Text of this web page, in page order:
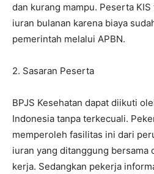
dan kurang mampu. Peserta
iuran bulanan karena biaya
pemerintah melalui APBN.
2. Sasaran Peserta
BPJS Kesehatan dapat diikuti
Indonesia tanpa terkecuali.
memperoleh fasilitas ini dari
iuran yang ditanggung bersama
kerja. Sedangkan pekerja